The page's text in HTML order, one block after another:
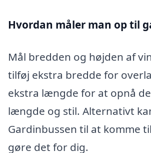
Hvordan måler man op til
Mål bredden og højden af
tilføj ekstra bredde for
ekstra længde for at opnå
længde og stil. Alternativt
Gardinbussen til at komme
gøre det for dig.